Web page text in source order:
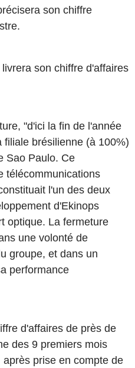
son chiffre
son chiffre d'affaires
"d'ici la fin de l'année
filiale brésilienne (à 100%)
Sao Paulo. Ce
télécommunications
l'un des deux
d'Ekinops
optique. La fermeture
une volonté de
groupe, et dans un
performance
d'affaires de près de
des 9 premiers mois
prise en compte de